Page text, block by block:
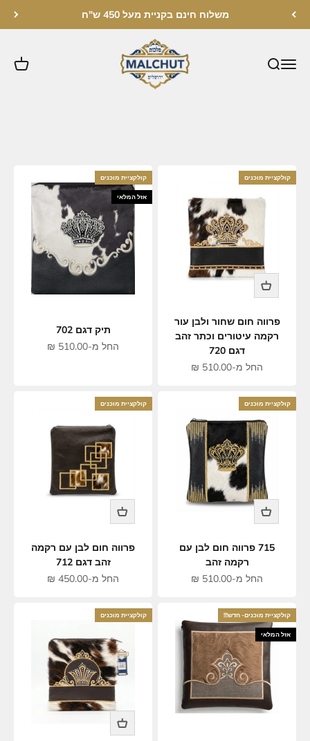
משלוח חינם בקניית מעל 450 ש"ח
מלכות ירושלים
הפרווה ויחס הצבעים!
קולקציית מוכנים
פרווה חום שחור ולבן עור
רקמה עיטורים וכתר זהב
דגם 720
מחיר מבצע
החל מ-510.00 ₪
קולקציית מוכנים
אזל המלאי
תיק דגם 702
מחיר מבצע
החל מ-510.00 ₪
קולקציית מוכנים
715 פרווה חום לבן עם
רקמה זהב
מחיר מבצע
החל מ-510.00 ₪
קולקציית מוכנים
פרווה חום לבן עם רקמה
זהב דגם 712
מחיר מבצע
החל מ-450.00 ₪
קולקציית מוכנים- חדש!!!
אזל המלאי
קולקציית מוכנים